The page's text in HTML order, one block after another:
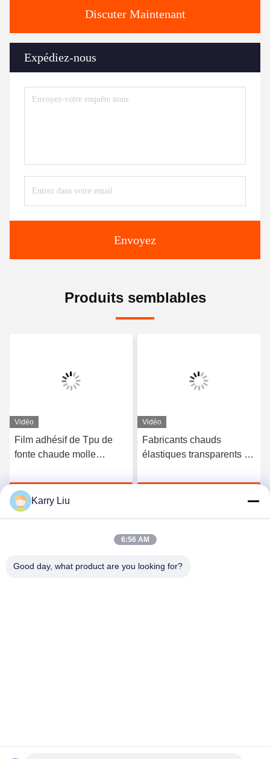
Discuter Maintenant
Expédiez-nous
Envoyez
Produits semblables
Vidéo
Film adhésif de Tpu de
fonte chaude molle
Tpu Polyutethane pour le
tissu Discuter Maintenant
Vidéo
Fabricants chauds
élastiques transparents de
polyuréthane TPU
Karry Liu
6:56 AM
Good day, what product are you looking for?